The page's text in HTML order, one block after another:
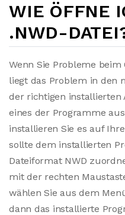
WIE ÖFFNE
.NWD-
Wenn Sie Probleme beim
liegt das Problem in den
der richtigen installierten
eines der Programme
installieren Sie es auf
sollte dem installierten
Dateiformat NWD
mit der rechten
wählen Sie aus dem
dann das installierte